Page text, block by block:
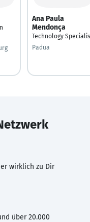
Ana Paula
Mendonça
Technology
Padua
wirklich zu Dir
über 20.000